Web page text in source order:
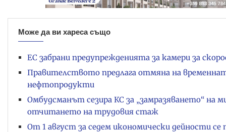
Може да ви хареса също
ЕС забрани предупрежденията за камери за
Правителството предлага отмяна на
нефтопродукти
Омбудсманът сезира КС за „замразяването“ на
отчитането на трудовия стаж
От 1 август за седем икономически дейности